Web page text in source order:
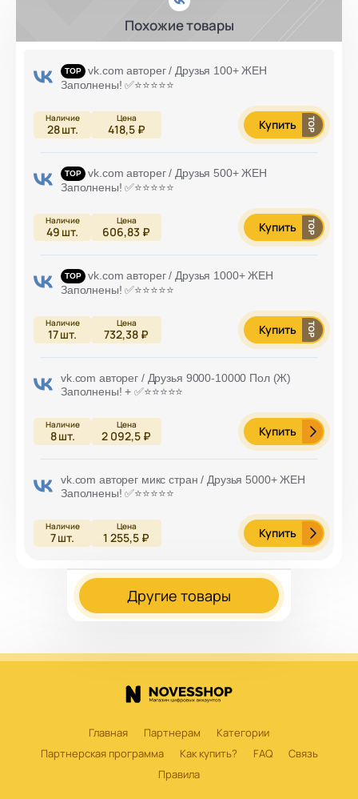
Похожие товары
vk.com авторег / Друзья 100+ ЖЕН
Заполнены! ✅⭐️⭐️⭐️⭐️⭐️
28шт. 418,5 ₽ Купить
vk.com авторег / Друзья 500+ ЖЕН
Заполнены! ✅⭐️⭐️⭐️⭐️⭐️
49 шт. 606,83 ₽ Купить
vk.com авторег / Друзья 1000+ ЖЕН
Заполнены! ✅⭐️⭐️⭐️⭐️⭐️
17шт. 732,38 ₽ Купить
vk.com авторег / Друзья 9000-10000 Пол (Ж)
Заполнены! + ✅⭐️⭐️⭐️⭐️⭐️
8шт. 2 092,5 ₽ Купить
vk.com авторег микс стран / Друзья 5000+ ЖЕН
Заполнены! ✅⭐️⭐️⭐️⭐️⭐️
7шт. 1 255,5 ₽ Купить
Другие товары
Главная Партнерам
Категории
Партнерская программа
Как купить? FAQ
Связь
Правила